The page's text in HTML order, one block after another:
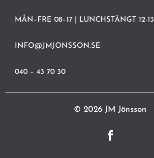
MÅN–FRE 08–17 | LUNCHSTÄNGT 12-13
INFO@JMJONSSON.SE
040 – 43 70 30
© 2026 JM Jönsson